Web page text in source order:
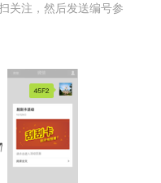
关注，然后发送编号参